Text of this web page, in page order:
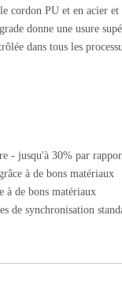
cordon PU et en acier
donne une usure
dans tous les
- jusqu'à 30% par
à de bons matériaux
à de bons matériaux
de synchronisation